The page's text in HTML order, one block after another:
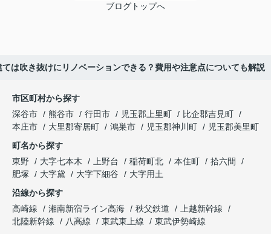
ブログトップへ
ては吹き抜けにリノベーションできる？費用や注意点についても解説
市区町村から探す
深谷市
熊谷市 行田市 児玉郡上里町
比企郡吉見町
本庄市
大里郡寄居町 鴻巣市 児玉郡神川町
児玉郡美里町
町名から探す
東野
大字七本木 上野台 稲荷町北 本住町
拾六間
肥塚
大字黛 大字下細谷
大字用土
沿線から探す
高崎線
湘南新宿ライン高海 秩父鉄道
上越新幹線
北陸新幹線
八高線 東武東上線
東武伊勢崎線